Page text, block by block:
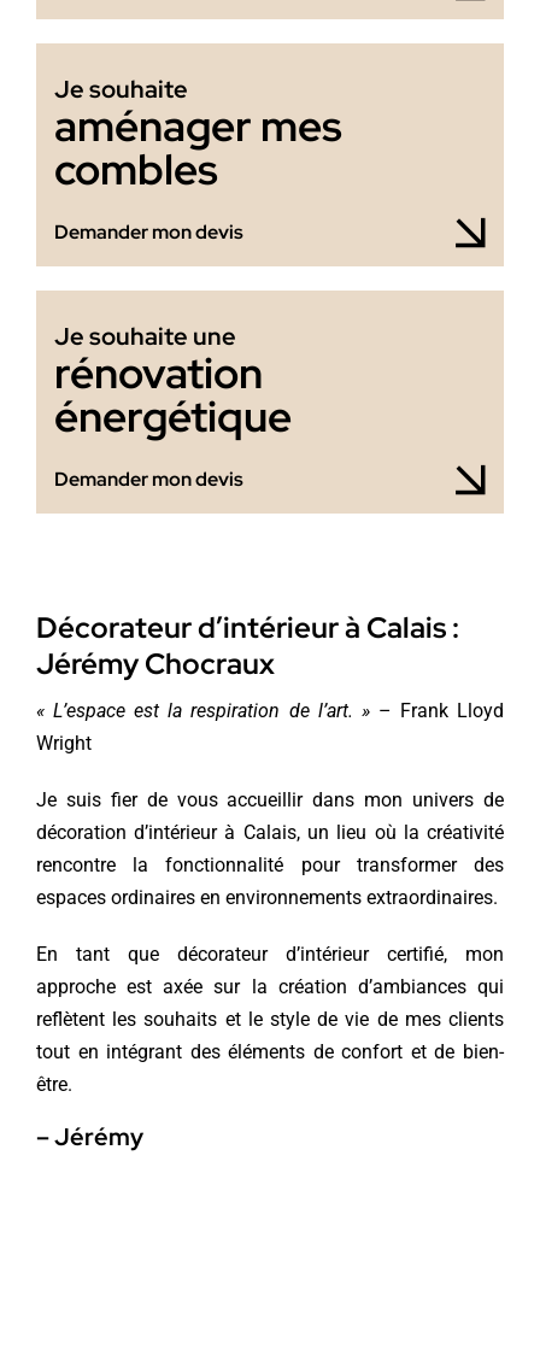
Je souhaite
aménager mes
combles
Demander mon devis
Je souhaite une
rénovation
énergétique
Demander mon devis
Décorateur d’intérieur à Calais :
Jérémy Chocraux
« L’espace est la respiration de l’art. »– Frank Lloyd
Wright
Je suis fier de vous accueillir dans mon univers de
décoration d’intérieur à Calais, un lieu où la créativité
rencontre la fonctionnalité pour transformer des
espaces ordinaires en environnements extraordinaires.
En tant que décorateur d’intérieur certifié, mon
approche est axée sur la création d’ambiances qui
reflètent les souhaits et le style de vie de mes clients
tout en intégrant des éléments de confort et de bien-
être.
– Jérémy